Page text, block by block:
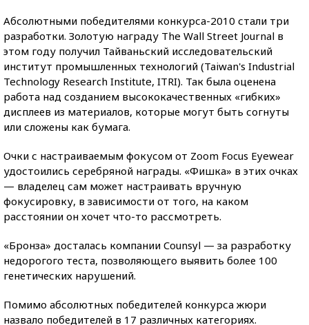
Абсолютными победителями конкурса-2010 стали три
разработки. Золотую награду The Wall Street Journal в
этом году получил Тайваньский исследовательский
институт промышленных технологий (Taiwan's Industrial
Technology Research Institute, ITRI). Так была оценена
работа над созданием высококачественных «гибких»
дисплеев из материалов, которые могут быть согнуты
или сложены как бумага.
Очки с настраиваемым фокусом от Zoom Focus Eyewear
удостоились серебряной награды. «Фишка» в этих очках
— владелец сам может настраивать вручную
фокусировку, в зависимости от того, на каком
расстоянии он хочет что-то рассмотреть.
«Бронза» досталась компании Counsyl — за разработку
недорогого теста, позволяющего выявить более 100
генетических нарушений.
Помимо абсолютных победителей конкурса жюри
назвало победителей в 17 различных категориях.